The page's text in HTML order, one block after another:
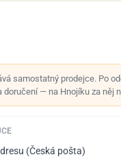
samostatný prodejce. Po
doručení — na Hnojíku za něj
(Česká pošta)